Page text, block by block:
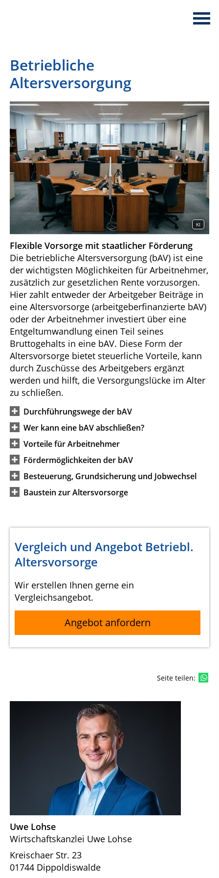
Betriebliche
Altersversorgung
KI
Flexible Vorsorge mit staatlicher Förderung
Die betriebliche Altersversorgung (bAV) ist eine
der wichtigsten Möglichkeiten für Arbeitnehmer,
zusätzlich zur gesetzlichen Rente vorzusorgen.
Hier zahlt entweder der Arbeitgeber Beiträge in
eine Altersvorsorge (arbeitgeberfinanzierte bAV)
oder der Arbeitnehmer investiert über eine
Entgeltumwandlung einen Teil seines
Bruttogehalts in eine bAV. Diese Form der
Altersvorsorge bietet steuerliche Vorteile, kann
durch Zuschüsse des Arbeitgebers ergänzt
werden und hilft, die Versorgungslücke im Alter
zu schließen.
Durchführungswege der bAV
Wer kann eine bAV abschließen?
Vorteile für Arbeitnehmer
Fördermöglichkeiten der bAV
Besteuerung, Grundsicherung und Jobwechsel
Baustein zur Altersvorsorge
Vergleich und Angebot Betriebl.
Altersvorsorge
Wir erstellen Ihnen gerne ein
Vergleichsangebot.
Angebot anfordern
Seite teilen:
Uwe Lohse
Wirtschaftskanzlei Uwe Lohse
Kreischaer Str. 23
01744 Dippoldiswalde